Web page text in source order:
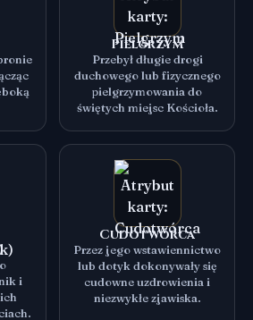
Pielgrzym
Przebył długie drogi
duchowego lub fizycznego
pielgrzymowania do
świętych miejsc Kościoła.
i
Cudotwórca
Przez jego wstawiennictwo
lub dotyk dokonywały się
cudowne uzdrowienia i
niezwykłe zjawiska.